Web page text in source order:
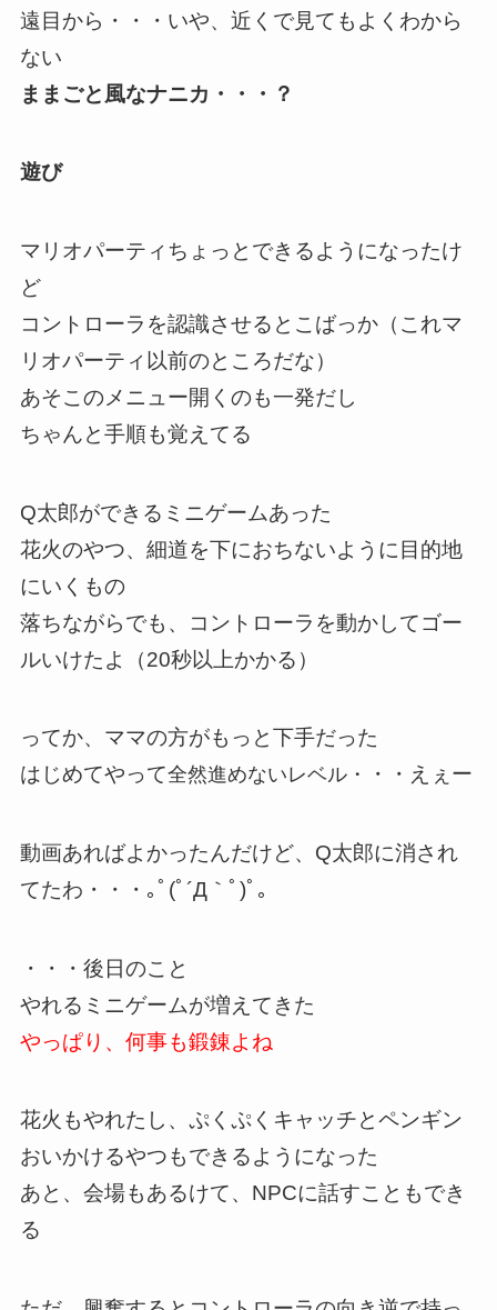
遠目から・・・いや、近くで見てもよくわから
ない
ままごと風なナニカ・・・？
遊び
マリオパーティちょっとできるようになったけ
ど
コントローラを認識させるとこばっか（これマ
リオパーティ以前のところだな）
あそこのメニュー開くのも一発だし
ちゃんと手順も覚えてる
Q太郎ができるミニゲームあった
花火のやつ、細道を下におちないように目的地
にいくもの
落ちながらでも、コントローラを動かしてゴー
ルいけたよ（20秒以上かかる）
ってか、ママの方がもっと下手だった
はじめてやって全然進めないレベル・ ・・えぇー
動画あればよかったんだけど、Q太郎に消され
てたわ・・・｡ﾟ(ﾟ´Д｀ﾟ)ﾟ｡
・・・後日のこと
やれるミニゲームが増えてきた
やっぱり、何事も鍛錬よね
花火もやれたし、ぷくぷくキャッチとペンギン
おいかけるやつもできるようになった
あと、会場もあるけて、NPCに話すこともでき
る